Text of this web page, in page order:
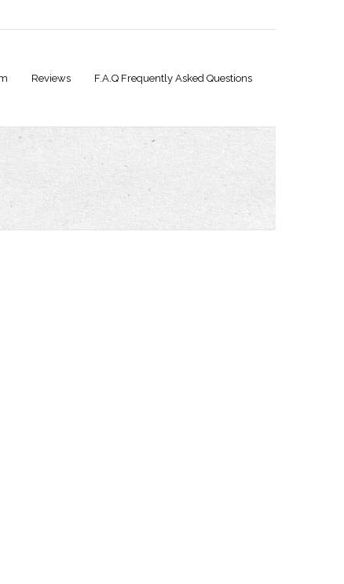
Reviews F.A.Q Frequently Asked Questions